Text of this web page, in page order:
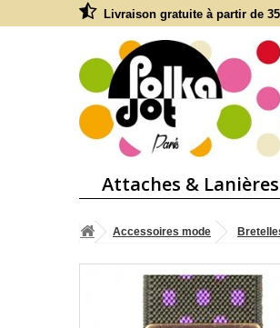
Livraison gratuite à partir de
Attaches & Lanières
Accessoires mode